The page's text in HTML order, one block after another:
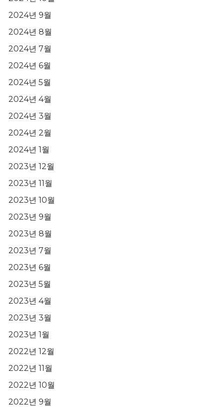
2024년 9월
2024년 8월
2024년 7월
2024년 6월
2024년 5월
2024년 4월
2024년 3월
2024년 2월
2024년 1월
2023년 12월
2023년 11월
2023년 10월
2023년 9월
2023년 8월
2023년 7월
2023년 6월
2023년 5월
2023년 4월
2023년 3월
2023년 1월
2022년 12월
2022년 11월
2022년 10월
2022년 9월